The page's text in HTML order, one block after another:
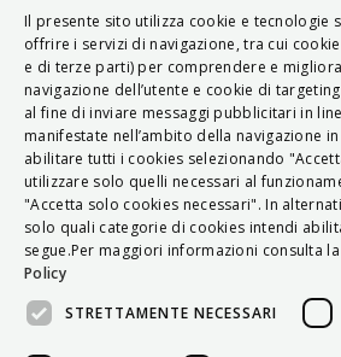
Il presente sito utilizza cookie e tecnologie
offrire i servizi di navigazione, tra cui
e di terze parti) per comprendere e
navigazione dell’utente e cookie di
al fine di inviare messaggi pubblicitari in
manifestate nell’ambito della navigazione
abilitare tutti i cookies selezionando
utilizzare solo quelli necessari al
"Accetta solo cookies necessari". In
solo quali categorie di cookies intendi
segue.Per maggiori informazioni consulta
Policy
STRETTAMENTE NECESSARI